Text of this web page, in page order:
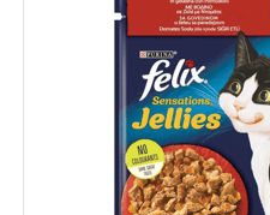
Kedi Özel Gereksinim
Kedi Maması İçerik
Kedi Maması Paket
Boyutu
Kedi Maması
Kampanya